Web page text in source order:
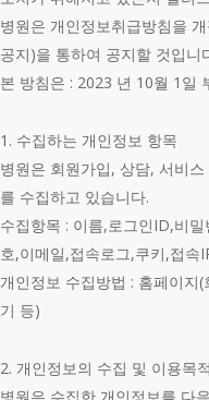
병원은 개인정보취급방침을
공지)을 통하여 공지할 것입니
본 방침은 : 2023 년 10월 1일
1. 수집하는 개인정보 항목
병원은 회원가입, 상담, 서비
를 수집하고 있습니다.
수집항목 : 이름,로그인ID,비
호,이메일,접속로그,쿠키,접속
개인정보 수집방법 : 홈페이지
기 등)
2. 개인정보의 수집 및 이용목적